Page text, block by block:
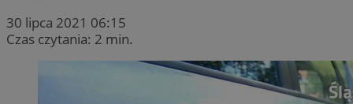
30 lipca 2021 06:15
Czas czytania: 2 min.